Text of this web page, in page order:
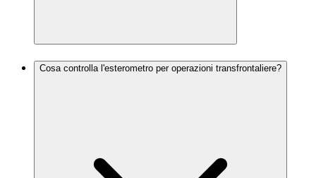
Cosa controlla l'esterometro per operazioni transfrontaliere?